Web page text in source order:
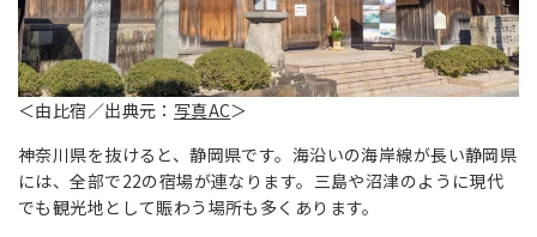
＜由比宿／出典元： 写真AC＞
神奈川県を抜けると、静岡県です。海沿いの海岸線が長い静岡県
には、全部で22の宿場が連なります。三島や沼津のように現代
でも観光地として賑わう場所も多くあります。